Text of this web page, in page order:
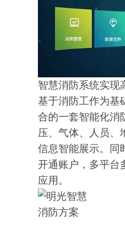
智慧消防系统实现
基于消防工作为基
合的一套智能化消
压、气体、人员、
信息智能展示。同
开通账户，多平台
应用。